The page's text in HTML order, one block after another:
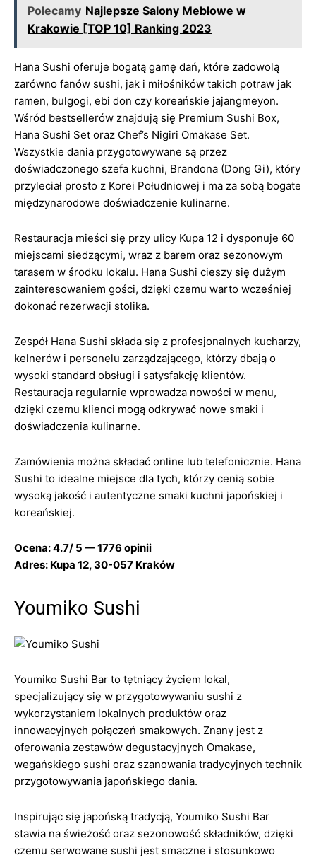
Polecamy Najlepsze Salony Meblowe w
Krakowie [TOP 10] Ranking 2023
Hana Sushi oferuje bogatą gamę dań, które zadowolą
zarówno fanów sushi, jak i miłośników takich potraw jak
ramen, bulgogi, ebi don czy koreańskie jajangmeyon.
Wśród bestsellerów znajdują się Premium Sushi Box,
Hana Sushi Set oraz Chef’s Nigiri Omakase Set.
Wszystkie dania przygotowywane są przez
doświadczonego szefa kuchni, Brandona (Dong Gi), który
przyleciał prosto z Korei Południowej i ma za sobą bogate
międzynarodowe doświadczenie kulinarne.
Restauracja mieści się przy ulicy Kupa 12 i dysponuje 60
miejscami siedzącymi, wraz z barem oraz sezonowym
tarasem w środku lokalu. Hana Sushi cieszy się dużym
zainteresowaniem gości, dzięki czemu warto wcześniej
dokonać rezerwacji stolika.
Zespół Hana Sushi składa się z profesjonalnych kucharzy,
kelnerów i personelu zarządzającego, którzy dbają o
wysoki standard obsługi i satysfakcję klientów.
Restauracja regularnie wprowadza nowości w menu,
dzięki czemu klienci mogą odkrywać nowe smaki i
doświadczenia kulinarne.
Zamówienia można składać online lub telefonicznie. Hana
Sushi to idealne miejsce dla tych, którzy cenią sobie
wysoką jakość i autentyczne smaki kuchni japońskiej i
koreańskiej.
Ocena: 4.7/ 5 — 1776 opinii
Adres: Kupa 12, 30-057 Kraków
Youmiko Sushi
Youmiko Sushi Bar to tętniący życiem lokal,
specjalizujący się w przygotowywaniu sushi z
wykorzystaniem lokalnych produktów oraz
innowacyjnych połączeń smakowych. Znany jest z
oferowania zestawów degustacyjnych Omakase,
wegańskiego sushi oraz szanowania tradycyjnych technik
przygotowywania japońskiego dania.
Inspirując się japońską tradycją, Youmiko Sushi Bar
stawia na świeżość oraz sezonowość składników, dzięki
czemu serwowane sushi jest smaczne i stosunkowo